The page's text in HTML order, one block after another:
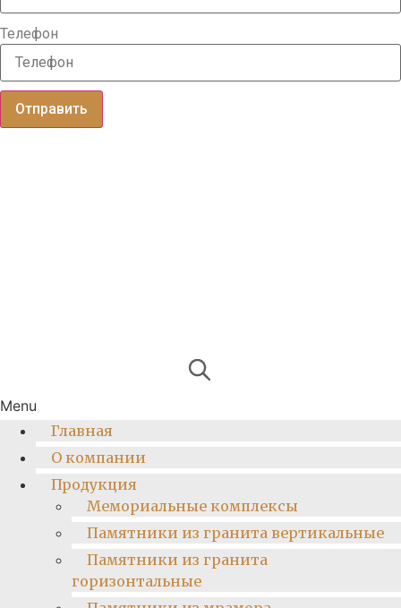
Телефон
Отправить
Menu
Главная
О компании
Продукция
Мемориальные комплексы
Памятники из гранита вертикальные
Памятники из гранита
горизонтальные